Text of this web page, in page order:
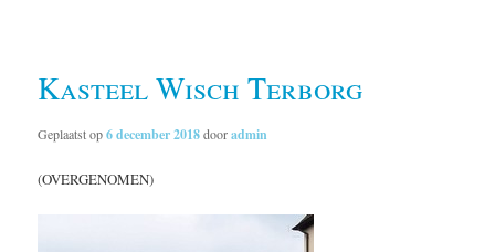
Kasteel Wisch Terborg
Geplaatst op6 december 2018dooradmin
(OVERGENOMEN)